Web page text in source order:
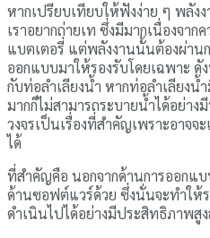
หากเปรียบเทียบให้ฟังง่าย ๆ พลั
เราอยากถ่ายเท ซึ่งมีมากเนื่องจาก
แบตเตอรี่ แต่พลังงานนั้นต้องผ่าน
ออกแบบมาให้รองรับโดยเฉพาะ ดั
กับท่อลำเลียงน้ำ หากท่อลำเลียง
มากก็ไม่สามารถระบายน้ำได้อย่า
วงจรเป็นเรื่องที่สำคัญเพราะอาจจ
ได้
ที่สำคัญคือ นอกจากด้านการออกแ
ด้านซอฟต์แวร์ด้วย ซึ่งนั่นจะทำให้
ดำเนินไปได้อย่างมีประสิทธิภาพสู